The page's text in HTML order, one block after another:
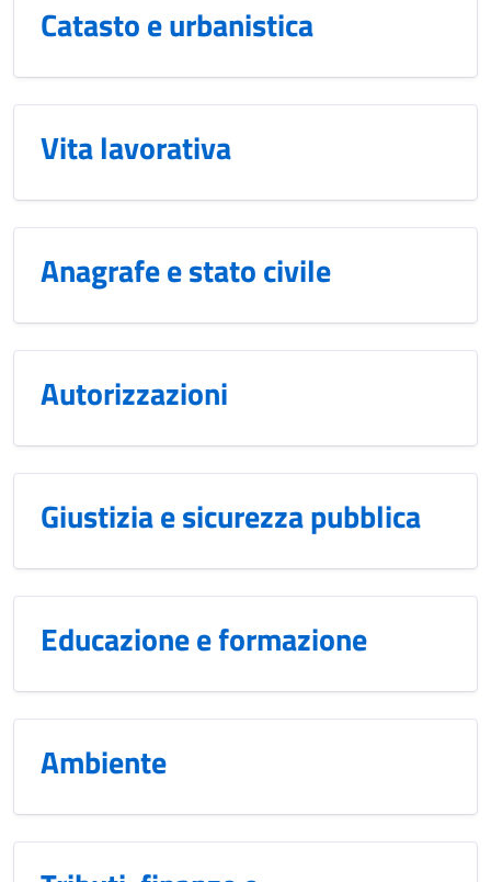
Catasto e urbanistica
Vita lavorativa
Anagrafe e stato civile
Autorizzazioni
Giustizia e sicurezza pubblica
Educazione e formazione
Ambiente